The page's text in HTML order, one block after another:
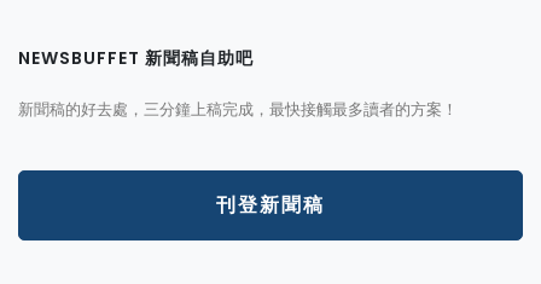
NEWSBUFFET 新聞稿自助吧
新聞稿的好去處，三分鐘上稿完成，最快接觸最多讀者的方案！
刊登新聞稿